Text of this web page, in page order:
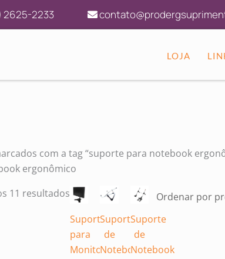
2625-2233
LOJA
com a tag “suporte para notebook
ergonômico
11 resultados
alto
Suporte
para
Monitor
Suporte
de
Notebook
Suporte
de
Notebook